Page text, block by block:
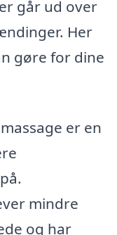
går ud over
Her
gøre for dine
er en
mindre
og har